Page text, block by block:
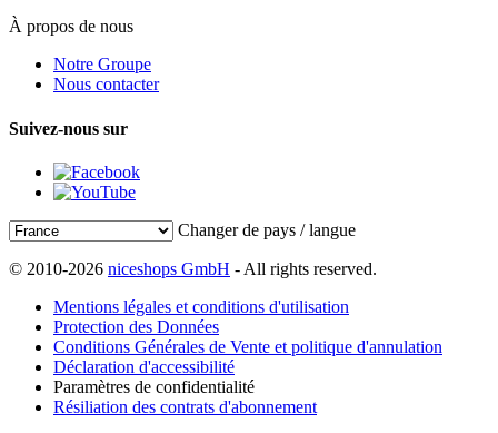
À propos de nous
Notre Groupe
Nous contacter
Suivez-nous sur
Changer de pays / langue
© 2010-2026 niceshops GmbH - All rights reserved.
Mentions légales et conditions d'utilisation
Protection des Données
Conditions Générales de Vente et politique d'annulation
Déclaration d'accessibilité
Paramètres de confidentialité
Résiliation des contrats d'abonnement